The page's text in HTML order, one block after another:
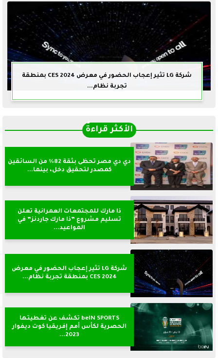
شركة LG تثير إعجاب الحضور في معرض CES 2024 بمنطقة
تجربة نظام...
الأكثر قراءةً
دي دي مصر تحظى بثقة 82% من السائقين
كمصدر لتحقيق دخل، بينما...
ذا مارك للمجتمعات العمرانية تعلن
تسليم مشروع ”ذا مارك جاردنز” في
المواعيد...
شركة LG تثير إعجاب الحضور في معرض
CES 2024 بمنطقة تجربة نظام...
beIN SPORTS تكشف عن تغطيتها
الحصرية لكأس أمم إفريقيا كوت ديفوار
2023...